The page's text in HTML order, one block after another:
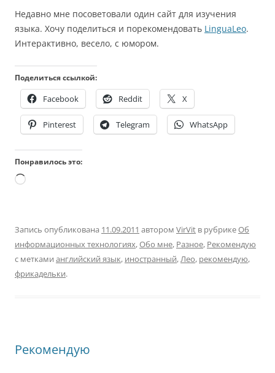
Недавно мне посоветовали один сайт для изучения
языка. Хочу поделиться и порекомендовать LinguaLeo.
Интерактивно, весело, с юмором.
Поделиться ссылкой:
Facebook Reddit X
Pinterest Telegram WhatsApp
Понравилось это:
Загрузка…
Запись опубликована 11.09.2011 автором VirVit в рубрикеОб
информационных технологиях,Обо мне, Разное, Рекомендую
с метками английский язык, иностранный,Лео, рекомендую,
фрикадельки.
Рекомендую